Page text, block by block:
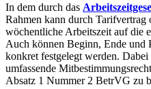
In dem durch das
Rahmen kann durch Tarifvertrag
wöchentliche Arbeitszeit auf die
Auch können Beginn, Ende und
konkret festgelegt werden.
umfassende
Absatz 1 Nummer 2 BetrVG zu